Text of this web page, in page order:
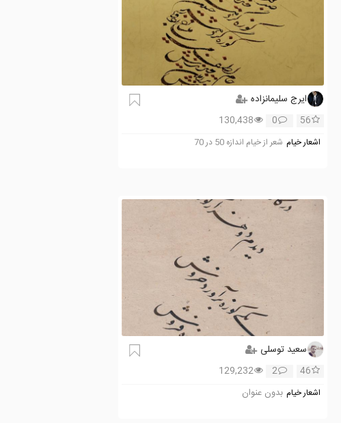
ایرج سلیمانزاده
56
0
130,438
اشعار خیام شعر از خیام اندازه 50 در 70
سعید توسلی
46
2
129,232
اشعار خیام بدون عنوان